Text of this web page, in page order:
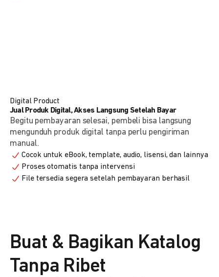
Digital Product
Jual Produk Digital, Akses Langsung Setelah Bayar
Begitu pembayaran selesai, pembeli bisa langsung
mengunduh produk digital tanpa perlu pengiriman
manual.
Cocok untuk eBook, template, audio, lisensi, dan lainnya
Proses otomatis tanpa intervensi
File tersedia segera setelah pembayaran berhasil
Buat & Bagikan Katalog
Tanpa Ribet